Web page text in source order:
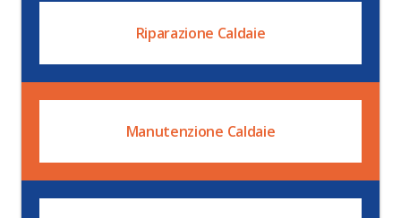
Riparazione Caldaie
Manutenzione Caldaie